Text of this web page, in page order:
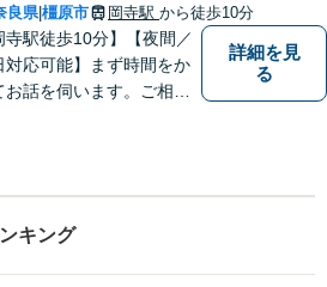
良県|橿原市 岡寺駅 から徒歩10分
寺駅徒歩10分】【夜間／
対応可能】まず時間をか
お話を伺います。ご相談
】地域密着型のアットホ
なリーガルサービスをご
させていただきます。
詳細を見
る
キング